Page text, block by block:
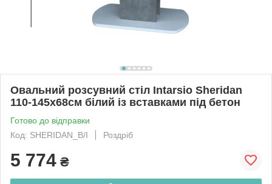
Овальний розсувний стіл Intarsio Sheridan
110-145х68см білий із вставками під бетон
Готово до відправки
Код: SHERIDAN_B/I
Роздріб
5 774 ₴